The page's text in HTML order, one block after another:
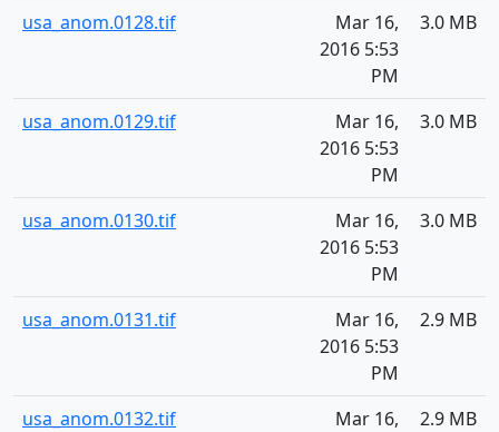
usa_anom.0128.tif
Mar 16,
2016 5:53
PM
3.0 MB
usa_anom.0129.tif
Mar 16,
2016 5:53
PM
3.0 MB
usa_anom.0130.tif
Mar 16,
2016 5:53
PM
3.0 MB
usa_anom.0131.tif
Mar 16,
2016 5:53
PM
2.9 MB
usa_anom.0132.tif
Mar 16,
2.9 MB